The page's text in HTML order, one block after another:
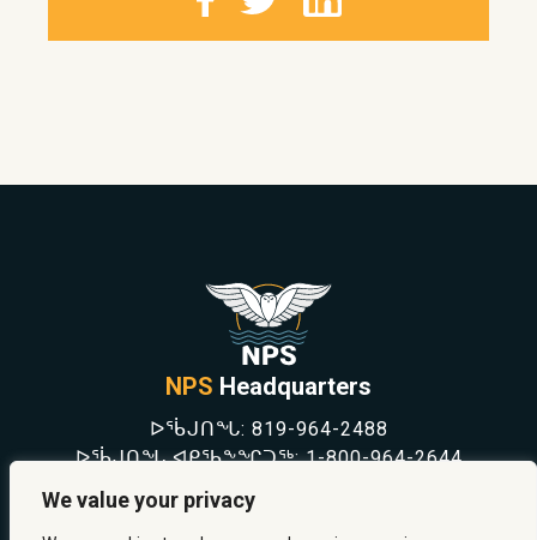
We value your privacy
NPS Headquarters
ᐅᖄᒍᑎᖓ: 819-964-2488
ᐅᖄᒍᑎᖓ ᐊᑭᖃᖕᖏᑐᖅ:1-800-964-2644
SAFETY & PREVENTION